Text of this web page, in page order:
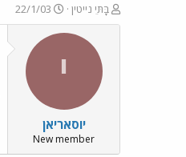
פ
ו
בָּתֵּי נייטין
פ
ו
ר
א
ר
י
ך
22/1/03
י
יוסאריאן
New member